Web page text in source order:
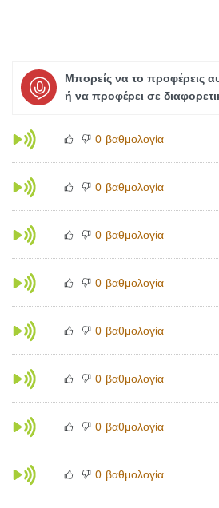
Μπορείς να το προφέρεις
ή να προφέρει σε
0 βαθμολογία
0 βαθμολογία
0 βαθμολογία
0 βαθμολογία
0 βαθμολογία
0 βαθμολογία
0 βαθμολογία
0 βαθμολογία